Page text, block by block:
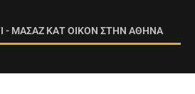
- ΜΑΣΑΖ ΚΑΤ ΟΙΚΟΝ ΣΤΗΝ ΑΘΗΝΑ